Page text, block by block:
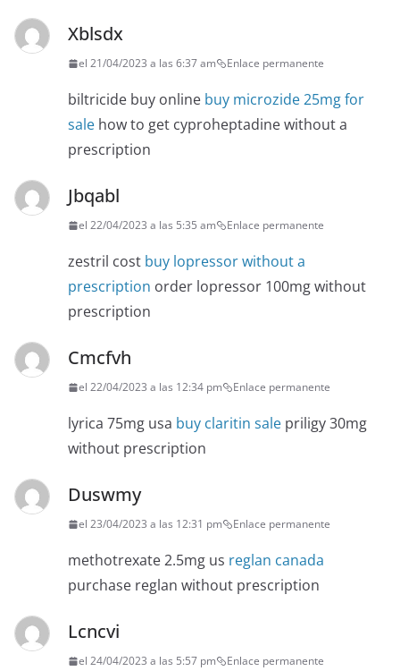
Xblsdx
el 21/04/2023 a las 6:37 am Enlace permanente
biltricide buy online buy microzide 25mg for
sale how to get cyproheptadine without a
prescription
Jbqabl
el 22/04/2023 a las 5:35 am Enlace permanente
zestril cost buy lopressor without a
prescription order lopressor 100mg without
prescription
Cmcfvh
el 22/04/2023 a las 12:34 pm Enlace permanente
lyrica 75mg usa buy claritin sale priligy 30mg
without prescription
Duswmy
el 23/04/2023 a las 12:31 pm Enlace permanente
methotrexate 2.5mg us reglan canada
purchase reglan without prescription
Lcncvi
el 24/04/2023 a las 5:57 pm Enlace permanente